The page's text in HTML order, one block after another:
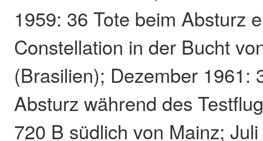
1959: 36 Tote beim Absturz
Constellation in der Bucht
(Brasilien); Dezember 1961:
Absturz während des
720 B südlich von Mainz;